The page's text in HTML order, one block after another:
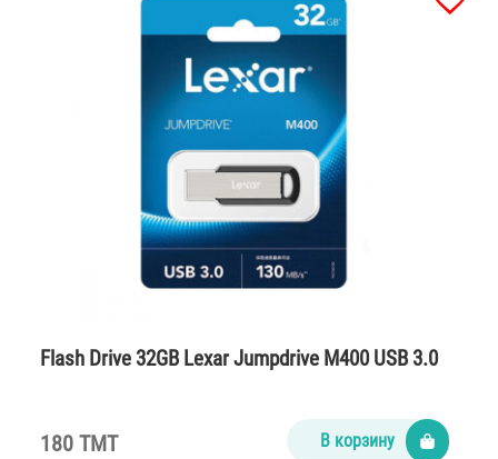
Flash Drive 32GB Lexar Jumpdrive M400 USB 3.0
180 TMT В корзину